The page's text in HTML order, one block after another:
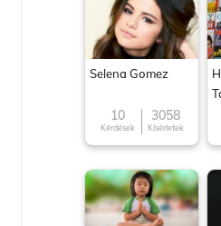
Selena Gomez
10
Kérdések
3058
Kísérletek